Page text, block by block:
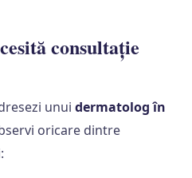
consultație
unuidermatolog în
oricare dintre